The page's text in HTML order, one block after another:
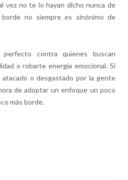
vez no te lo hayan dicho nunca de
no siempre es sinónimo de
contra quienes buscan
o robarte energía emocional. Si
o desgastado por la gente
de adoptar un enfoque un poco
más borde.